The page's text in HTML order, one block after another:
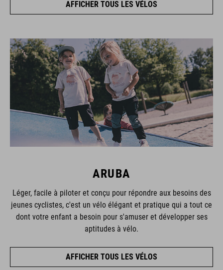
AFFICHER TOUS LES VÉLOS
ARUBA
Léger, facile à piloter et conçu pour répondre aux besoins des
jeunes cyclistes, c'est un vélo élégant et pratique qui a tout ce
dont votre enfant a besoin pour s'amuser et développer ses
aptitudes à vélo.
AFFICHER TOUS LES VÉLOS